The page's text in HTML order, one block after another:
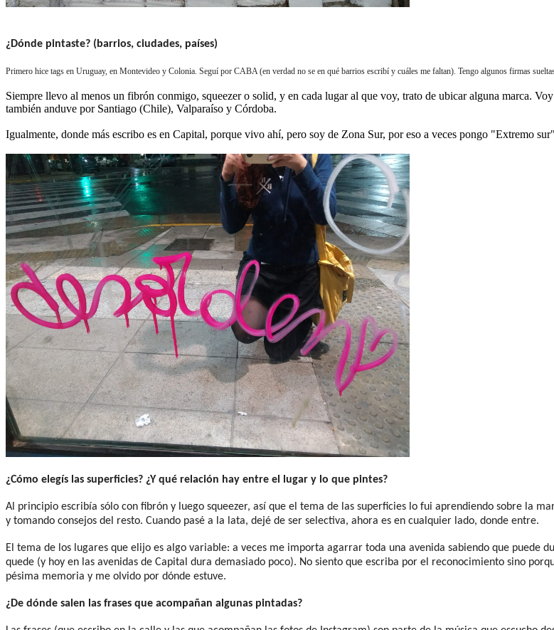
¿Dónde pintaste? (barrios, ciudades, países)
Primero hice tags en Uruguay, en Montevideo y Colonia. Seguí por CABA (en verdad no se en qué barrios escribí y cuáles me faltan). Tengo algunos firmas
Siempre llevo al menos un fibrón conmigo, squeezer o solid, y en cada lugar al que voy, trato de ubicar alguna marca.
también anduve por Santiago (Chile), Valparaíso y Córdoba.
Igualmente, donde más escribo es en Capital, porque vivo ahí, pero soy de Zona Sur, por eso a veces pongo "Extremo
¿Cómo elegís las superficies? ¿Y qué relación hay entre el lugar y lo que pintes?
Al principio escribía sólo con fibrón y luego squeezer, así que el tema de las superficies lo fui aprendiendo sobre la
y tomando consejos del resto. Cuando pasé a la lata, dejé de ser selectiva, ahora es en cualquier lado, donde entre.
El tema de los lugares que elijo es algo variable: a veces me importa agarrar toda una avenida sabiendo que puede
quede (y hoy en las avenidas de Capital dura demasiado poco). No siento que escriba por el reconocimiento sino
pésima memoria y me olvido por dónde estuve.
¿De dónde salen las frases que acompañan algunas pintadas?